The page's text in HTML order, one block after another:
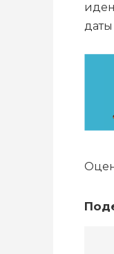
даты